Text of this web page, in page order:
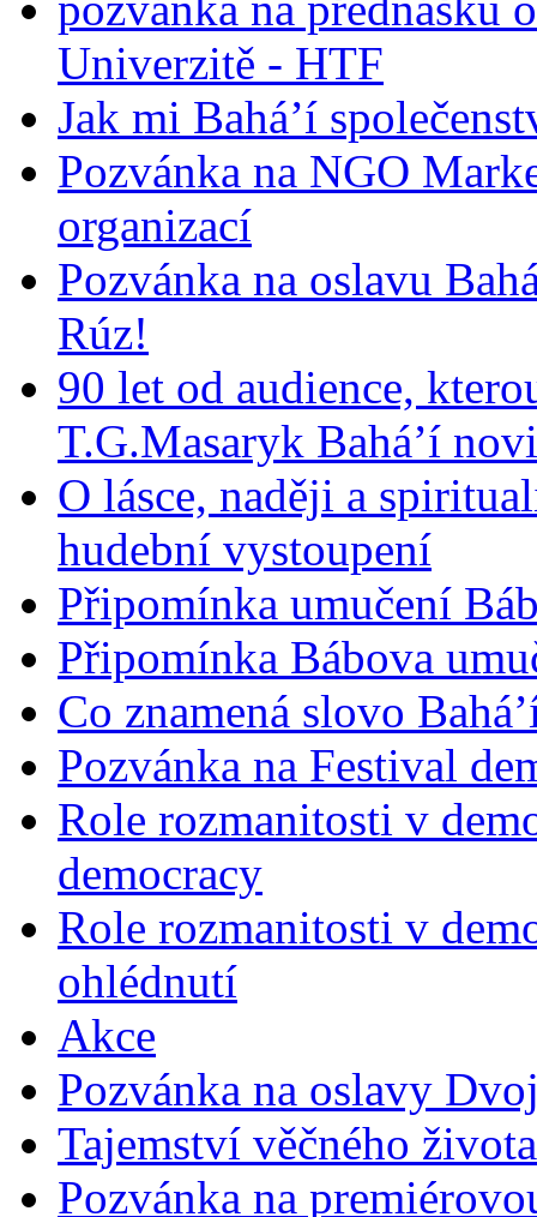
Univerzitě - HTF
Jak mi Bahá’í
Pozvánka na NGO
organizací
Pozvánka na oslavu
Rúz!
90 let od audience,
T.G.Masaryk Bahá’í
O lásce, naději a
hudební vystoupení
Připomínka umučení
Připomínka Bábova
Co znamená slovo
Pozvánka na Festival
Role rozmanitosti v
democracy
Role rozmanitosti v
ohlédnutí
Akce
Pozvánka na oslavy
Tajemství věčného života
Pozvánka na